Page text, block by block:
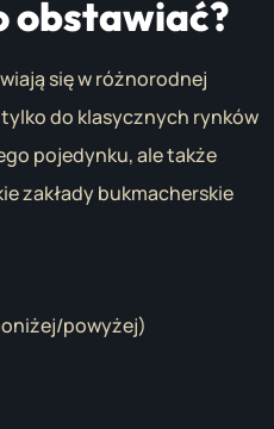
obstawiać?
się w różnorodnej
do klasycznych rynków
pojedynku, ale także
zakłady bukmacherskie
powyżej)